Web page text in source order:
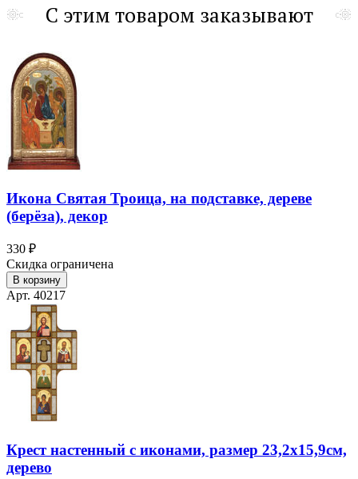
С этим товаром заказывают
Икона Святая Троица, на подставке, дереве
(берёза), декор
330 ₽
Скидка ограничена
В корзину
Арт. 40217
Крест настенный с иконами, размер 23,2х15,9см,
дерево